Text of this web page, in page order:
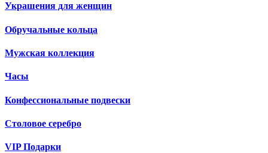
Украшения для женщин
Обручальные кольца
Мужская коллекция
Часы
Конфессиональные подвески
Столовое серебро
VIP Подарки